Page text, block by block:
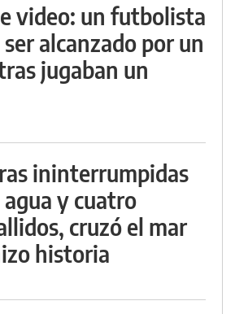
video: un futbolista
alcanzado por un
jugaban un
ininterrumpidas
y cuatro
cruzó el mar
historia